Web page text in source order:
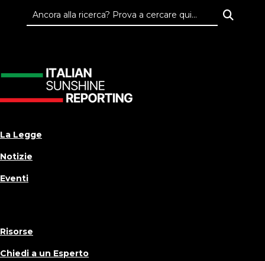
La Legge
Notizie
Eventi
Risorse
Chiedi a un Esperto